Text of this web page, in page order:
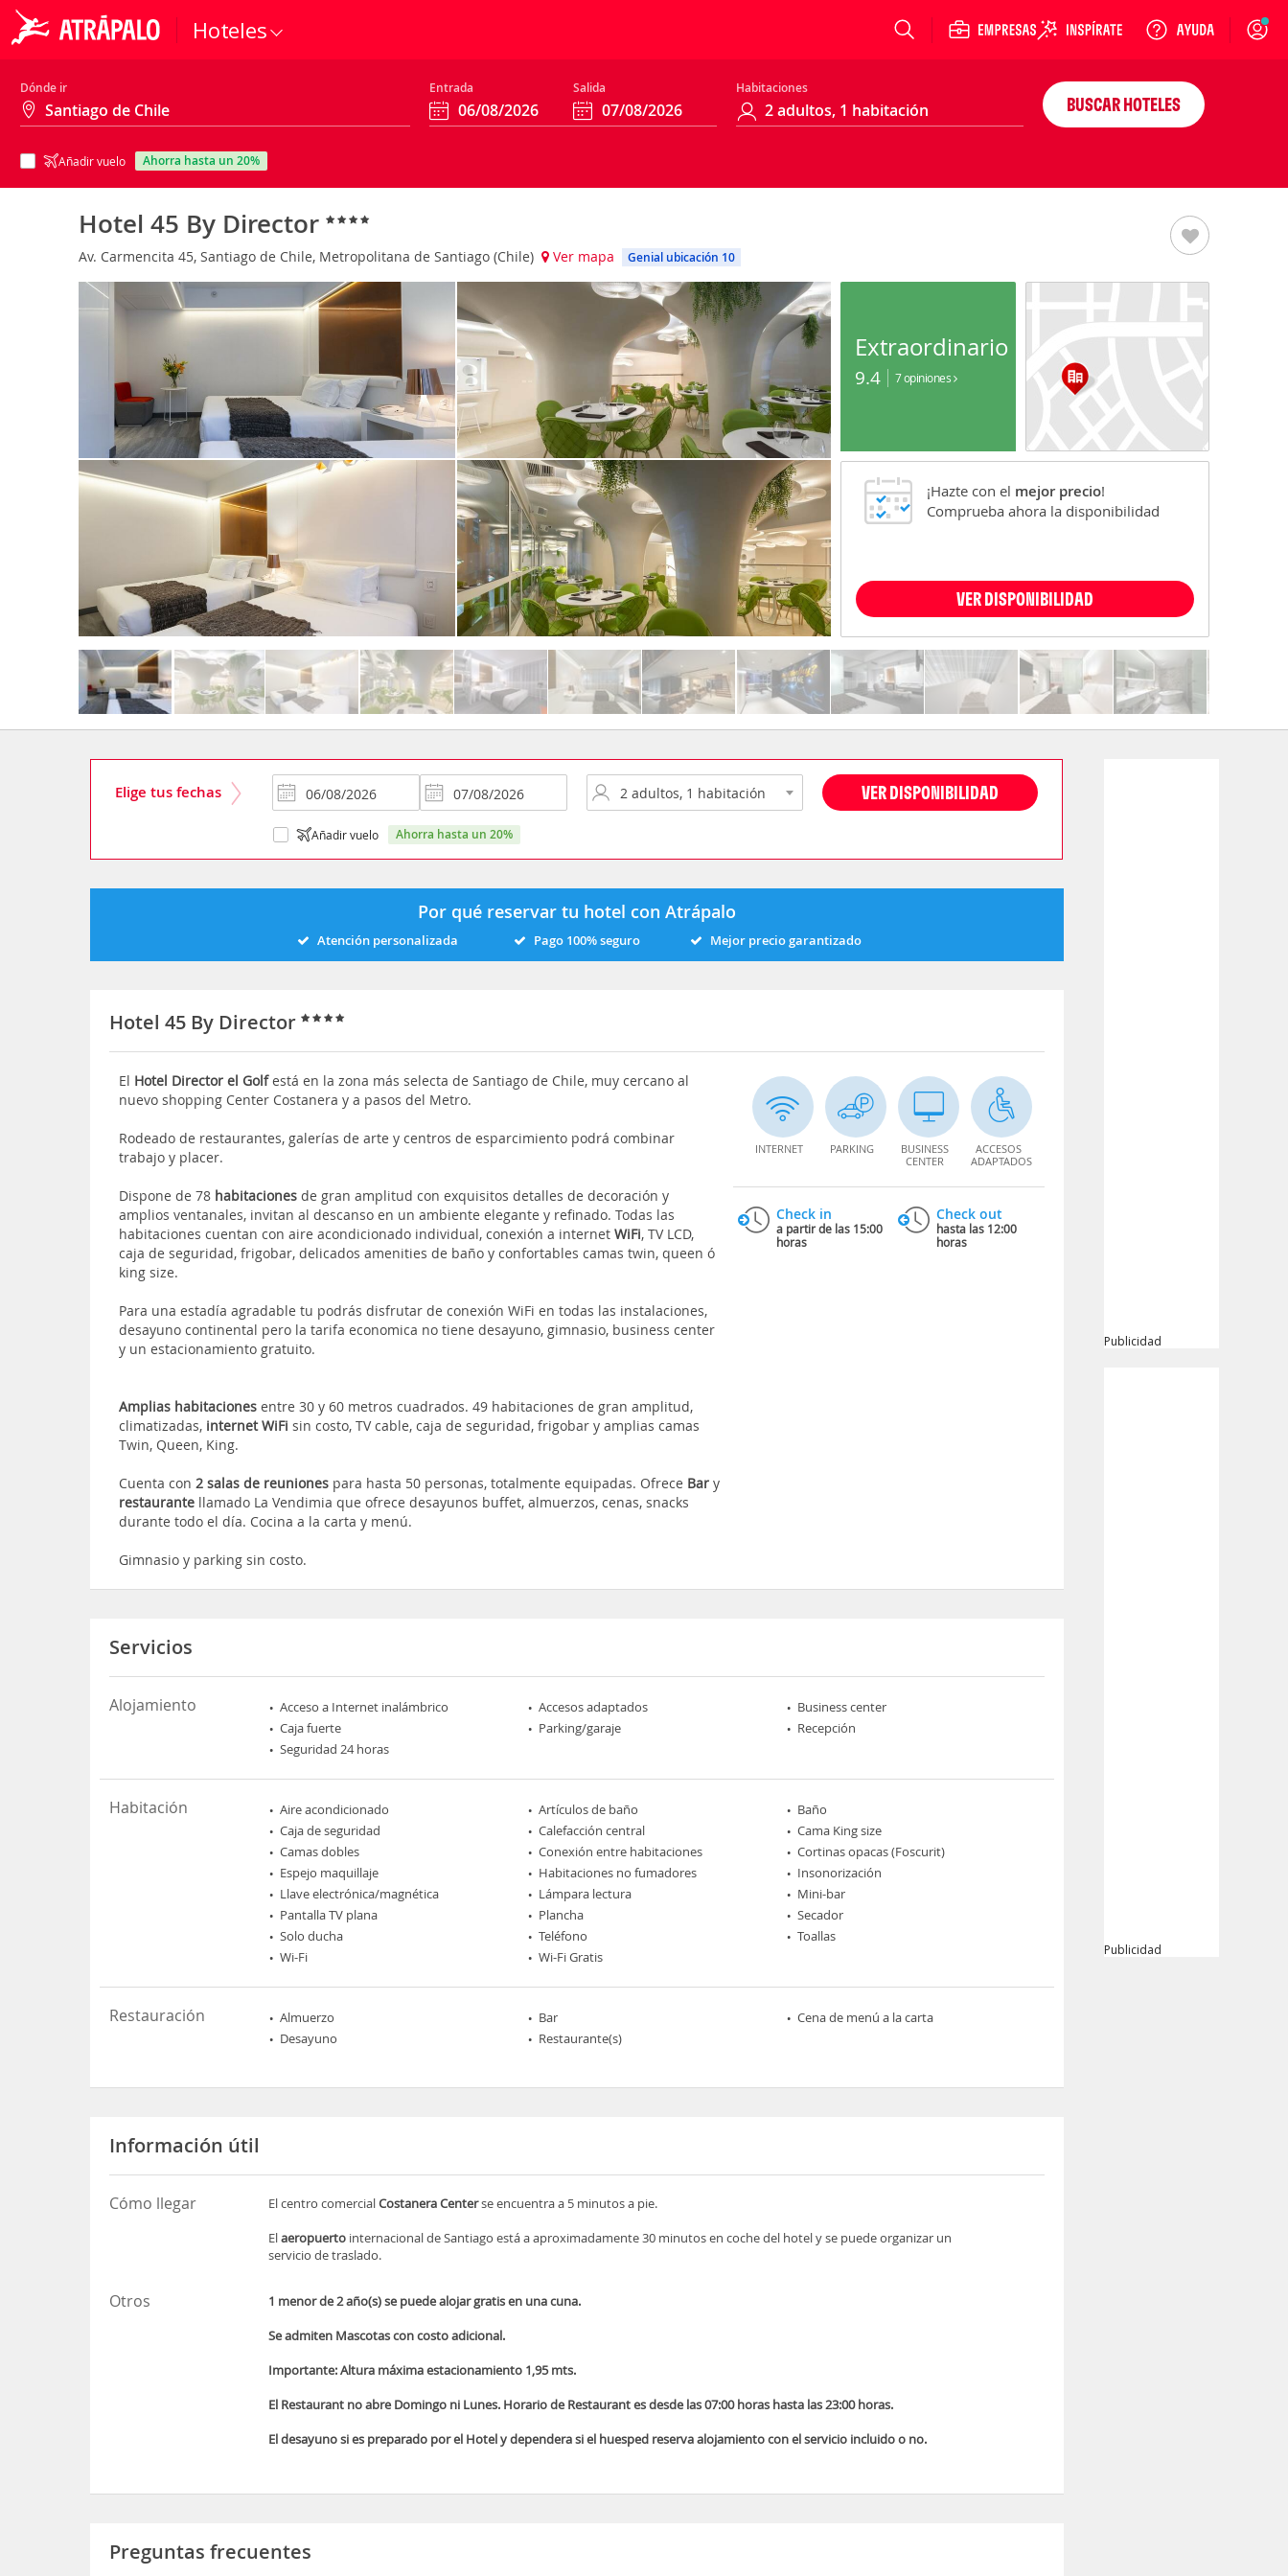
Hoteles Login
Dónde ir Entrada Salida Habitaciones
Añadir vuelo ahorra hasta un 20%
BUSCAR HOTELES
Hotel 45 By Director
Av. Carmencita 45, Santiago de Chile, Metropolitana de Santiago (Chile) Ver mapa Genial ubicación 10
Extraordinario
9.4 7 opiniones
¡Hazte con el mejor precio!
Comprueba ahora la disponibilidad
VER DISPONIBILIDAD
Elige tus fechas VER DISPONIBILIDAD
Añadir vuelo ahorra hasta un 20%
Por qué reservar tu hotel con Atrápalo
Atención personalizada Pago 100% seguro Mejor precio garantizado
Hotel 45 By Director
El Hotel Director el Golfestá en la zona más selecta de Santiago de Chile, muy cercano al
nuevo shopping Center Costanera y a pasos del Metro.
Rodeado de restaurantes, galerías de arte y centros de esparcimiento podrá combinar
trabajo y placer.
Dispone de 78 habitaciones de gran amplitud con exquisitos detalles de decoración y
amplios ventanales, invitan al descanso en un ambiente elegante y refinado. Todas las
habitaciones cuentan con aire acondicionado individual, conexión a internetWiFi, TV LCD,
caja de seguridad, frigobar, delicados amenities de baño y confortables camas twin, queen ó
king size.
Para una estadía agradable tu podrás disfrutar de conexión WiFi en todas las instalaciones,
desayuno continental pero la tarifa economica no tiene desayuno, gimnasio, business center
y un estacionamiento gratuito.
Amplias habitacionesentre 30 y 60 metros cuadrados. 49 habitaciones de gran amplitud,
climatizadas, internet WiFisin costo, TV cable, caja de seguridad, frigobar y amplias camas
Twin, Queen, King.
Cuenta con2 salas de reuniones para hasta 50 personas, totalmente equipadas. Ofrece Bar y
restaurante llamado La Vendimia que ofrece desayunos buffet, almuerzos, cenas, snacks
durante todo el día. Cocina a la carta y menú.
Gimnasio y parking sin costo.
INTERNET PARKING
BUSINESS
CENTER
ACCESOS
ADAPTADOS
Check in
a partir de las 15:00
horas
Check out
hasta las 12:00
horas
Servicios
Alojamiento Acceso a Internet inalámbrico Accesos adaptados
Business center
Caja fuerte
Parking/garaje
Recepción
Seguridad 24 horas
Habitación Aire acondicionado Artículos de baño
Baño
Caja de seguridad
Calefacción central
Cama King size
Camas dobles
Conexión entre habitaciones
Cortinas opacas (Foscurit)
Espejo maquillaje
Habitaciones no fumadores
Insonorización
Llave electrónica/magnética
Lámpara lectura
Mini-bar
Pantalla TV plana
Plancha
Secador
Solo ducha
Teléfono
Toallas
Wi-Fi
Wi-Fi Gratis
Restauración Almuerzo Bar
Cena de menú a la carta
Desayuno
Restaurante(s)
Información útil
Cómo llegar El centro comercialCostanera Centerse encuentra a 5 minutos a pie.
Elaeropuerto internacional de Santiago está a aproximadamente 30 minutos en coche del hotel y se puede organizar un
servicio de traslado.
Otros
1 menor de 2 año(s) se puede alojar gratis en una cuna.
Se admiten Mascotas con costo adicional.
Importante: Altura máxima estacionamiento 1,95 mts.
El Restaurant no abre Domingo ni Lunes. Horario de Restaurant es desde las 07:00 horas hasta las 23:00 horas.
El desayuno si es preparado por el Hotel y dependera si el huesped reserva alojamiento con el servicio incluido o no.
Preguntas frecuentes
Publicidad
Publicidad